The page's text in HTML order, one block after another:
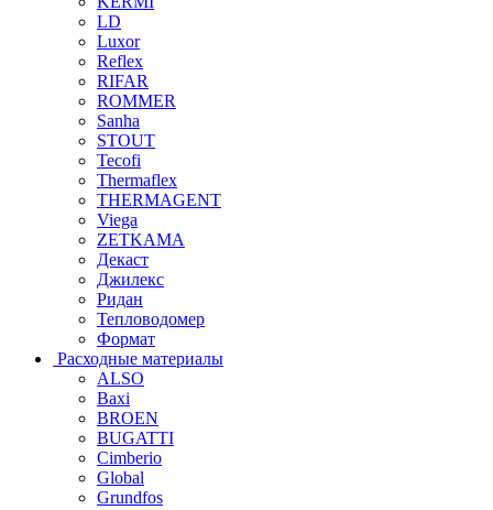
LD
Luxor
Reflex
RIFAR
ROMMER
Sanha
STOUT
Tecofi
Thermaflex
THERMAGENT
Viega
ZETKAMA
Декаст
Джилекс
Ридан
Тепловодомер
Формат
Расходные материалы
ALSO
Baxi
BROEN
BUGATTI
Cimberio
Global
Grundfos